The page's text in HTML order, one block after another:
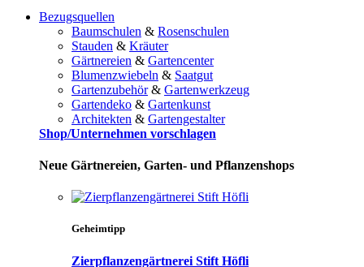
Bezugsquellen
Baumschulen & Rosenschulen
Stauden & Kräuter
Gärtnereien & Gartencenter
Blumenzwiebeln & Saatgut
Gartenzubehör& Gartenwerkzeug
Gartendeko & Gartenkunst
Architekten & Gartengestalter
Shop/Unternehmen vorschlagen
Neue Gärtnereien, Garten- und Pflanzenshops
Geheimtipp
Zierpflanzengärtnerei Stift Höfli